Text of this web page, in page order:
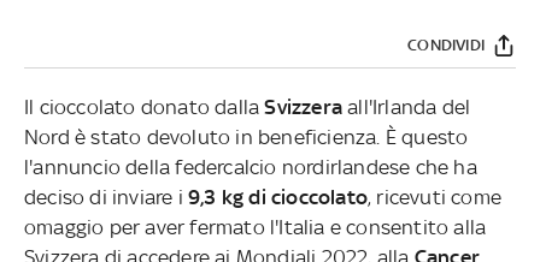
CONDIVIDI
Il cioccolato donato dallaSvizzeraall'Irlanda del
Nord è stato devoluto in beneficienza. È questo
l'annuncio della federcalcio nordirlandese che ha
deciso di inviare i 9,3 kg di cioccolato, ricevuti come
omaggio per aver fermato l'Italia e consentito alla
Svizzera di accedere ai Mondiali 2022, alla Cancer